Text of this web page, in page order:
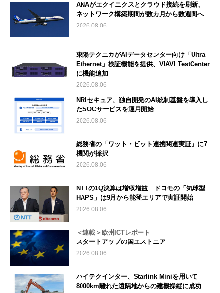
ANAがエクイニクスとクラウド接続を刷新、
ネットワーク構築期間が数カ月から数週間へ
2026.08.06
東陽テクニカがAIデータセンター向け「Ultra
Ethernet」検証機能を提供、VIAVI TestCenter
に機能追加
2026.08.06
NRIセキュア、独自開発のAI統制基盤を導入し
たSOCサービスを運用開始
2026.08.06
総務省の「ワット・ビット連携関連実証」に7
機関が採択
2026.08.06
NTTの1Q決算は増収増益 ドコモの「気球型
HAPS」は9月から能登エリアで実証開始
2026.08.06
＜連載＞欧州ICTレポート
スタートアップの国エストニア
2026.08.06
ハイテクインター、Starlink Miniを用いて
8000km離れた遠隔地からの建機操縦に成功